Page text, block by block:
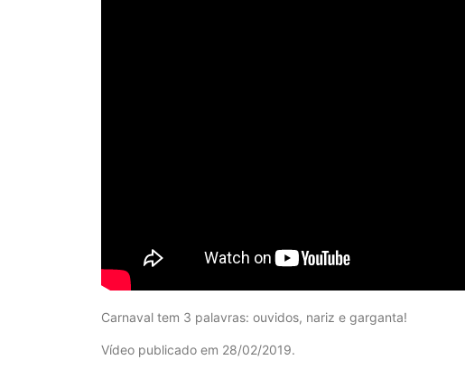
Carnaval tem 3 palavras: ouvidos, nariz e garganta!
Vídeo publicado em 28/02/2019.